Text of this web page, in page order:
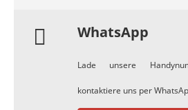
WhatsApp
Lade unsere
kontaktiere uns per